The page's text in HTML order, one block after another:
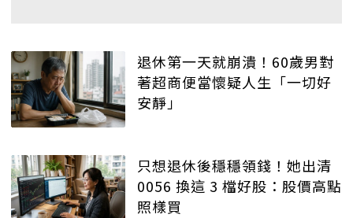
退休第一天就崩潰！60歲男對
著超商便當懷疑人生「一切好
安靜」
只想退休後穩穩領錢！她出清
0056 換這 3 檔好股：股價高點
照樣買